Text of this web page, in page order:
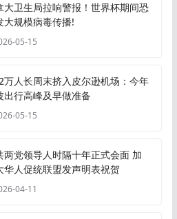
大卫生局拉响警报！世界杯期间恐
大规模病毒传播!
05-15
万人长周末挤入皮尔逊机场：今年
出行高峰及早做准备
05-15
两党领导人时隔十年正式会面 加
华人促统联盟发声明表祝贺
04-11